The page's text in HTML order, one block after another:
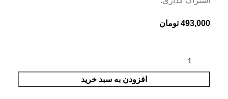
493,000 تومان
افزودن به سبد خرید